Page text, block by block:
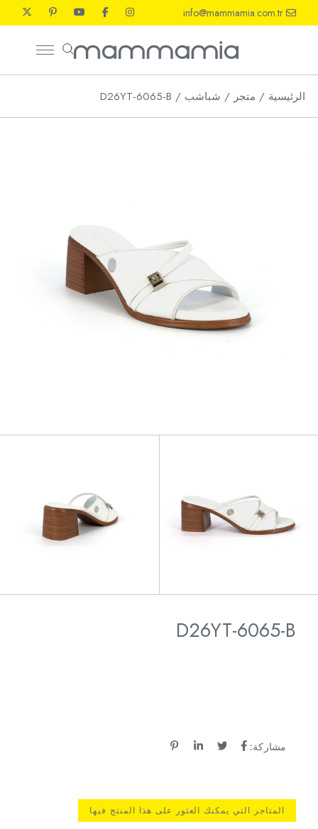
the
info@mammamia.com.tr
الرئيسية متجر شباشب D26YT-6065-B
D26YT-6065-B
مشاركة:
المتاجر التي يمكنك العثور على هذا المنتج فيها